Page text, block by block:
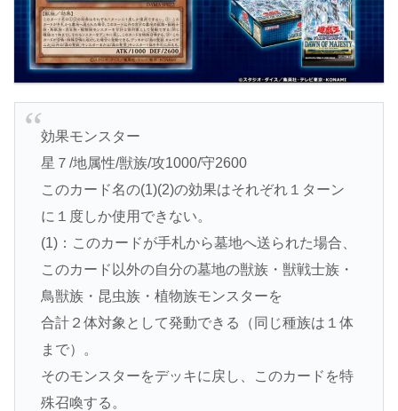
効果モンスター
星７/地属性/獣族/攻1000/守2600
このカード名の(1)(2)の効果はそれぞれ１ターン
に１度しか使用できない。
(1)：このカードが手札から墓地へ送られた場合、
このカード以外の自分の墓地の獣族・獣戦士族・
鳥獣族・昆虫族・植物族モンスターを
合計２体対象として発動できる（同じ種族は１体
まで）。
そのモンスターをデッキに戻し、このカードを特
殊召喚する。